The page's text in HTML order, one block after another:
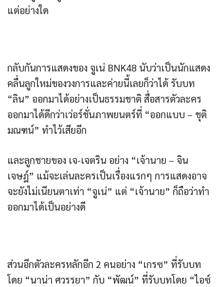
แต่อย่างใด
กลับกันการแสดงของ จูเน่ BNK48 นับว่าเป็นนักแสดง
คลื่นลูกใหม่ของวงการและค่ายนี้เลยก็ว่าได้ รับบท
“ลิน” ออกมาได้อย่างเป็นธรรมชาติ สื่อสารตัวละคร
ออกมาได้ดีกว่าเว่อร์ชั่นภาพยนตร์ที่ “ออกแบบ – ชุติ
มณฑน์” ทำไว้เสียอีก
และลูกชายของ เจ-เจตริน อย่าง “เจ้านาย – จิน
เจษฎ์” แม้จะเล่นละครเป็นเรื่องแรกๆ การแสดงอาจ
จะยังไม่เนียนตาเท่า “จูเน่” แต่ “เจ้านาย” ก็ถือว่าทำ
ออกมาได้เป็นอย่างดี
ส่วนอีกตัวละครหลักอีก 2 คนอย่าง “เกรซ” ที่รับบท
โดย “นาน่า ศวรรยา” กับ “พัฒน์” ที่รับบทโดย “ไอซ์